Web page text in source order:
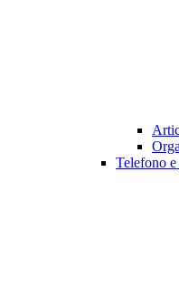
Telefono e